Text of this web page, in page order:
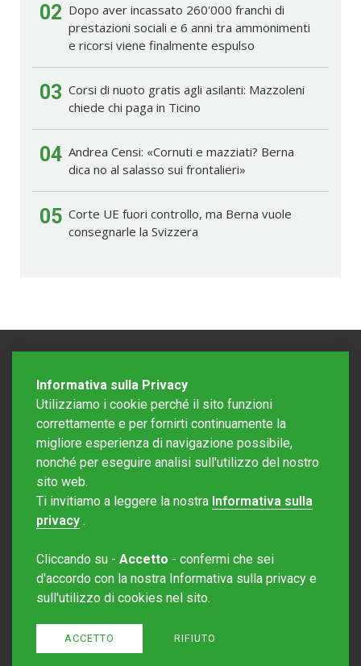
02 Dopo aver incassato 260'000 franchi di
prestazioni sociali e 6 anni tra ammonimenti
e ricorsi viene finalmente espulso
03 Corsi di nuoto gratis agli asilanti: Mazzoleni
chiede chi paga in Ticino
04 Andrea Censi: «Cornuti e mazziati? Berna
dica no al salasso sui frontalieri»
05 Corte UE fuori controllo, ma Berna vuole
consegnarle la Svizzera
Editore Rotostampa SA
Sito creato daRedesign
Informativa sulla Privacy
Utilizziamo i cookie perché il sito funzioni
correttamente e per fornirti continuamente la
migliore esperienza di navigazione possibile,
nonché per eseguire analisi sull'utilizzo del nostro
sito web.
Ti invitiamo a leggere la nostra Informativa sulla
privacy .
Cliccando su - Accetto - confermi che sei
d'accordo con la nostra Informativa sulla privacy e
sull'utilizzo di cookies nel sito.
ACCETTO RIFIUTO